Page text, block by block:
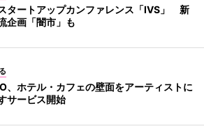
タートアップカンファレンス「IVS」 新
企画「闇市」も
、ホテル・カフェの壁面をアーティストに
サービス開始